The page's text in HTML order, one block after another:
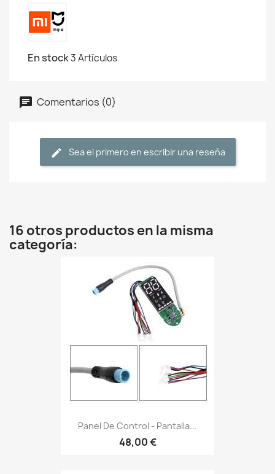
En stock3 Artículos
Comentarios (0)
Sea el primero en escribir una reseña
16 otros productos en la misma
categoría:
Panel De Control - Pantalla...
48,00 €